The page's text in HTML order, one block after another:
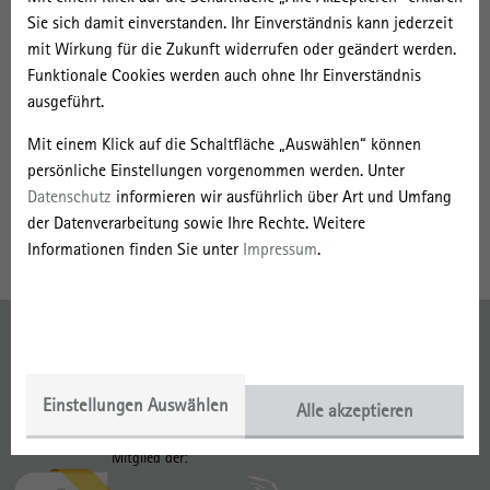
Sie sich damit einverstanden. Ihr Einverständnis kann jederzeit
mit Wirkung für die Zukunft widerrufen oder geändert werden.
Funktionale Cookies werden auch ohne Ihr Einverständnis
ausgeführt.
Mit einem Klick auf die Schaltfläche „Auswählen“ können
persönliche Einstellungen vorgenommen werden. Unter
Datenschutz informieren wir ausführlich über Art und Umfang
der Datenverarbeitung sowie Ihre Rechte. Weitere
Informationen finden Sie unter Impressum.
Einstellungen Auswählen Alle akzeptieren
Publikationen
Krivy, M., & Ma, L. (Hrsg.) (2023).
Urbanizing Suburbia: Hyper-Gentrification, the Financialization of Housing
and the Remaking of the Outer European City
(S. 141-154). Jovis.
https://doi.org/10.1515/9783868598735
Mitglied der:
Gefördert mit: